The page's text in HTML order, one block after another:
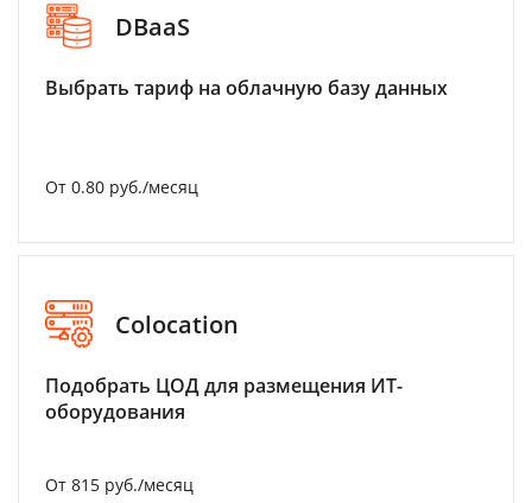
DBaaS
Выбрать тариф на облачную базу данных
От 0.80 руб./месяц
Colocation
Подобрать ЦОД для размещения ИТ-
оборудования
От 815 руб./месяц